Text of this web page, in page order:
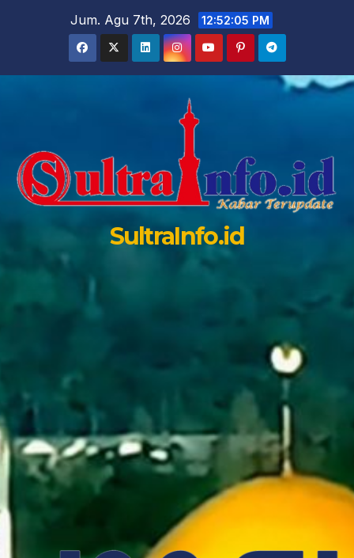
Jum. Agu 7th, 2026 12:52:06 PM
SultraInfo.id